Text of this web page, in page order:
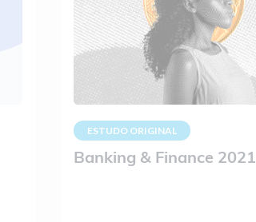
ESTUDO ORIGINAL
Banking & Finance 2021